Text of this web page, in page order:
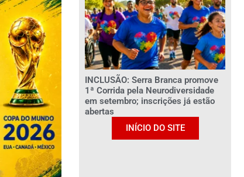
INCLUSÃO: Serra Branca promove
1ª Corrida pela Neurodiversidade
em setembro; inscrições já estão
abertas
INÍCIO DO SITE